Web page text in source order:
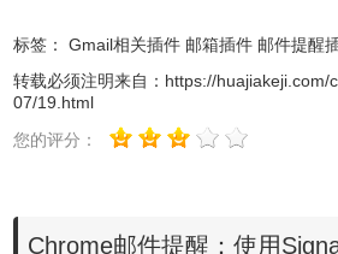
标签： Gmail相关插件 邮箱插件 邮件提醒
转载必须注明来自： https://huajiakeji.com/
07/19.html
您的评分：
Chrome邮件提醒：使用